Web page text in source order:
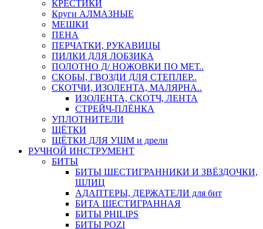
КРЕСТИКИ
Круги АЛМАЗНЫЕ
МЕШКИ
ПЕНА
ПЕРЧАТКИ, РУКАВИЦЫ
ПИЛКИ ДЛЯ ЛОБЗИКА
ПОЛОТНО Д/ НОЖОВКИ ПО МЕТ..
СКОБЫ, ГВОЗДИ ДЛЯ СТЕПЛЕР..
СКОТЧИ, ИЗОЛЕНТА, МАЛЯРНА..
ИЗОЛЕНТА, СКОТЧ, ЛЕНТА
СТРЕЙЧ-ПЛЁНКА
УПЛОТНИТЕЛИ
ЩЁТКИ
ЩЁТКИ ДЛЯ УШМ и дрели
РУЧНОЙ ИНСТРУМЕНТ
БИТЫ
БИТЫ ШЕСТИГРАННИКИ И ЗВЁЗДОЧКИ,
ШЛИЦ
АДАПТЕРЫ, ДЕРЖАТЕЛИ для бит
БИТА ШЕСТИГРАННАЯ
БИТЫ PHILIPS
БИТЫ POZI